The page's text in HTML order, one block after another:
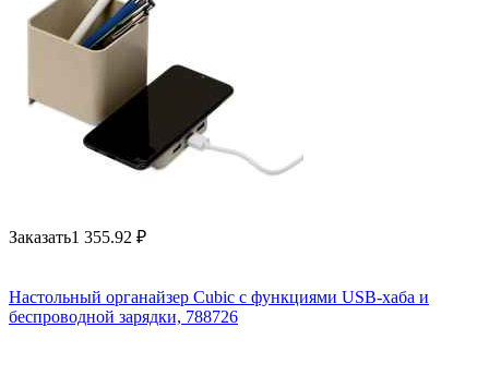
Заказать1 355.92 ₽
Настольный органайзер Cubic с функциями USB-хаба и
беспроводной зарядки, 788726